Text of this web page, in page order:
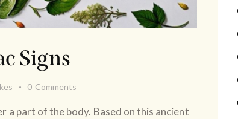
Signs
0 Comments
a part of the body. Based on this ancient